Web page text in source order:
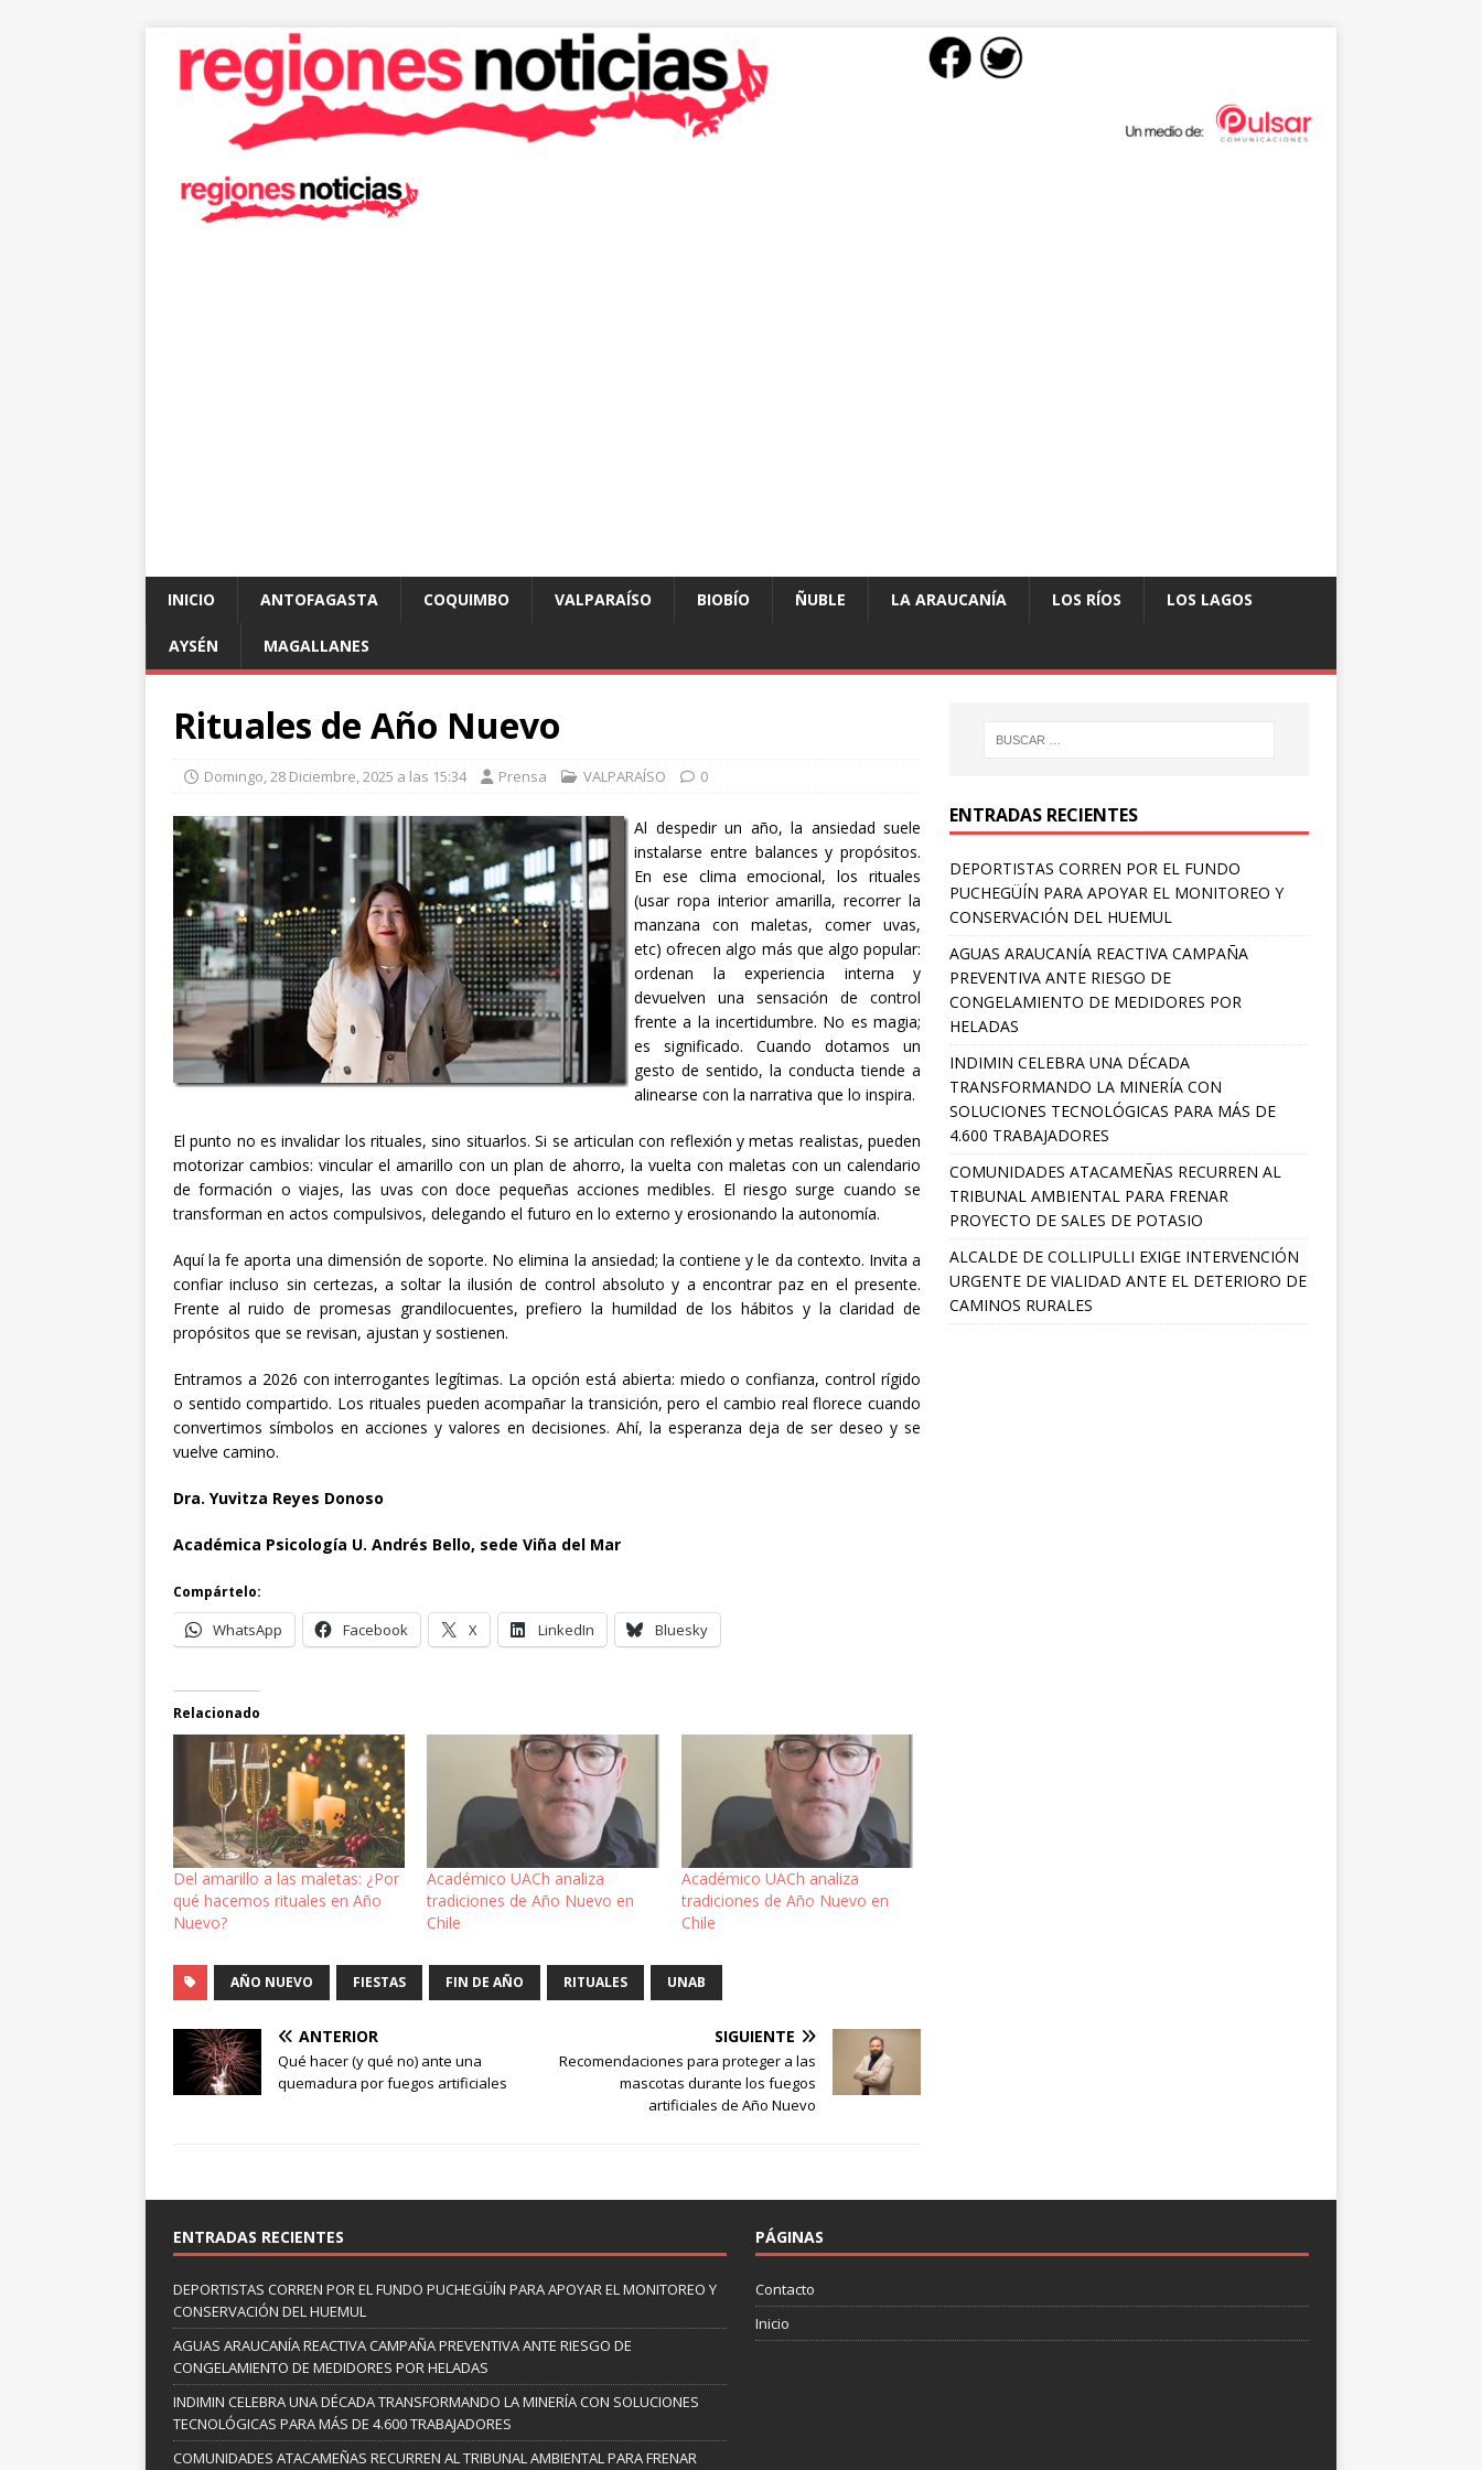
INICIO ANTOFAGASTA COQUIMBO VALPARAÍSO BIOBÍO ÑUBLE LA ARAUCANÍA LOS RÍOS LOS LAGOS
AYSÉN MAGALLANES
Rituales de Año Nuevo
Domingo, 28 Diciembre, 2025 a las 15:34 Prensa VALPARAÍSO 0
Al despedir un año, la ansiedad suele
instalarse entre balances y propósitos.
En ese clima emocional, los rituales
(usar ropa interior amarilla, recorrer la
manzana con maletas, comer uvas,
etc) ofrecen algo más que algo popular:
ordenan la experiencia interna y
devuelven una sensación de control
frente a la incertidumbre. No es magia;
es significado. Cuando dotamos un
gesto de sentido, la conducta tiende a
alinearse con la narrativa que lo inspira.
El punto no es invalidar los rituales, sino situarlos. Si se articulan con reflexión y metas realistas, pueden
motorizar cambios: vincular el amarillo con un plan de ahorro, la vuelta con maletas con un calendario
de formación o viajes, las uvas con doce pequeñas acciones medibles. El riesgo surge cuando se
transforman en actos compulsivos, delegando el futuro en lo externo y erosionando la autonomía.
Aquí la fe aporta una dimensión de soporte. No elimina la ansiedad; la contiene y le da contexto. Invita a
confiar incluso sin certezas, a soltar la ilusión de control absoluto y a encontrar paz en el presente.
Frente al ruido de promesas grandilocuentes, prefiero la humildad de los hábitos y la claridad de
propósitos que se revisan, ajustan y sostienen.
Entramos a 2026 con interrogantes legítimas. La opción está abierta: miedo o confianza, control rígido
o sentido compartido. Los rituales pueden acompañar la transición, pero el cambio real florece cuando
convertimos símbolos en acciones y valores en decisiones. Ahí, la esperanza deja de ser deseo y se
vuelve camino.
Dra. Yuvitza Reyes Donoso
Académica Psicología U. Andrés Bello, sede Viña del Mar
Compártelo:
WhatsApp Facebook X LinkedIn Bluesky
Relacionado
Del amarillo a las maletas: ¿Por
qué hacemos rituales en Año
Nuevo?
Académico UACh analiza
tradiciones de Año Nuevo en
Chile
Académico UACh analiza
tradiciones de Año Nuevo en
Chile
AÑO NUEVO FIESTAS FIN DE AÑO RITUALES UNAB
ANTERIOR
Qué hacer (y qué no) ante una
quemadura por fuegos artificiales
SIGUIENTE
Recomendaciones para proteger a las
mascotas durante los fuegos
artificiales de Año Nuevo
ENTRADAS RECIENTES
DEPORTISTAS CORREN POR EL FUNDO
PUCHEGÜÍN PARA APOYAR EL MONITOREO Y
CONSERVACIÓN DEL HUEMUL
AGUAS ARAUCANÍA REACTIVA CAMPAÑA
PREVENTIVA ANTE RIESGO DE
CONGELAMIENTO DE MEDIDORES POR
HELADAS
INDIMIN CELEBRA UNA DÉCADA
TRANSFORMANDO LA MINERÍA CON
SOLUCIONES TECNOLÓGICAS PARA MÁS DE
4.600 TRABAJADORES
COMUNIDADES ATACAMEÑAS RECURREN AL
TRIBUNAL AMBIENTAL PARA FRENAR
PROYECTO DE SALES DE POTASIO
ALCALDE DE COLLIPULLI EXIGE INTERVENCIÓN
URGENTE DE VIALIDAD ANTE EL DETERIORO DE
CAMINOS RURALES
ENTRADAS RECIENTES
DEPORTISTAS CORREN POR EL FUNDO PUCHEGÜÍN PARA APOYAR EL MONITOREO Y
CONSERVACIÓN DEL HUEMUL
AGUAS ARAUCANÍA REACTIVA CAMPAÑA PREVENTIVA ANTE RIESGO DE
CONGELAMIENTO DE MEDIDORES POR HELADAS
INDIMIN CELEBRA UNA DÉCADA TRANSFORMANDO LA MINERÍA CON SOLUCIONES
TECNOLÓGICAS PARA MÁS DE 4.600 TRABAJADORES
COMUNIDADES ATACAMEÑAS RECURREN AL TRIBUNAL AMBIENTAL PARA FRENAR
PÁGINAS
Contacto
Inicio